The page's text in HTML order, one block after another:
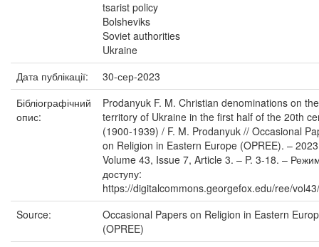
tsarist policy
Bolsheviks
Soviet authorities
Ukraine
Дата публікації:
30-сер-2023
Бібліографічний
опис:
Prodanyuk F. M. Christian denominations on the
territory of Ukraine in the first half of the 20th
(1900-1939) / F. M. Prodanyuk // Occasional
on Religion in Eastern Europe (OPREE). –
Volume 43, Issue 7, Article 3. – P. 3-18. –
доступу:
https://digitalcommons.georgefox.edu/ree/
Source:
Occasional Papers on Religion in Eastern
(OPREE)